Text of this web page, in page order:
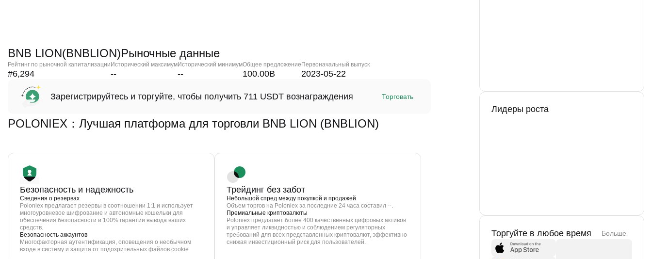
BNB LION(BNBLION)Рыночные данные
Рейтинг по рыночной капитализации
#6,294
Исторический максимум
--
Исторический минимум
--
Общее предложение
100.00B
Первоначальный выпуск
2023-05-22
Зарегистрируйтесь и торгуйте, чтобы получить 711 USDT вознаграждения Торговать
POLONIEX：Лучшая платформа для торговли BNB LION (BNBLION)
Безопасность и надежность
Сведения о резервах
Poloniex предлагает резервы в соотношении 1:1 и использует
многоуровневое шифрование и автономные кошельки для
обеспечения безопасности и 100% гарантии вывода ваших
средств.
Безопасность аккаунтов
Многофакторная аутентификация, оповещения о необычном
входе в систему и защита от подозрительных файлов cookie
Трейдинг без забот
Небольшой спред между покупкой и продажей
Объем торгов на Poloniex за последние 24 часа составил --.
Премиальные криптовалюты
Poloniex предлагает более 400 качественных цифровых активов
и управляет ликвидностью и соблюдением регуляторных
требований для всех представленных криптовалют, эффективно
снижая инвестиционный риск для пользователей.
Лидеры роста
Торгуйте в любое время Больше